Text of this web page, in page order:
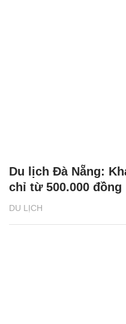
DU LỊCH
Du lịch Đà Nẵng:
chỉ từ 500.000 đồng